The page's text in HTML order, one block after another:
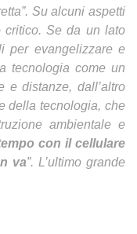
Su alcuni aspetti
critico. Se da un lato
per evangelizzare e
tecnologia come un
e distanze, dall’altro
della tecnologia, che
ambientale e
con il cellulare
va”. L’ultimo grande